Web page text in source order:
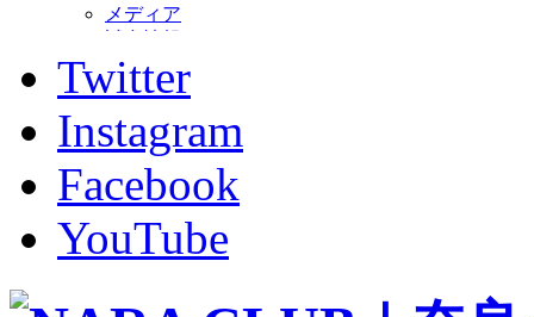
メディア
グッズ
ファンコミュニティ
ホームタウン
コラム
その他
TEAM
2026/27トップチーム
2026/27トップチームスタッフ
バモス
Twitter
Instagram
Facebook
YouTube